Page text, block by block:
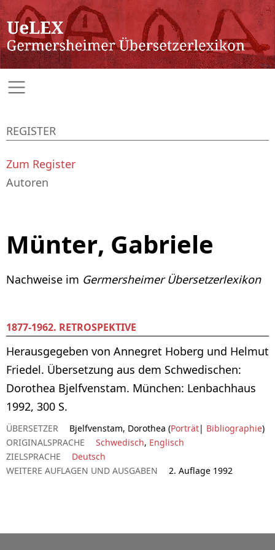
Münter, Gabriele
Nachweise im Germersheimer Übersetzerlexikon
1877-1962. RETROSPEKTIVE
Herausgegeben von Annegret Hoberg und Helmut
Friedel. Übersetzung aus dem Schwedischen:
Dorothea Bjelfvenstam. München: Lenbachhaus
1992, 300 S.
ÜBERSETZER Bjelfvenstam, Dorothea (Porträt| Bibliographie)
ORIGINALSPRACHE
Schwedisch, Englisch
ZIELSPRACHE
Deutsch
WEITERE AUFLAGEN UND AUSGABEN
2. Auflage 1992
REGISTER
Zum Register
Autoren